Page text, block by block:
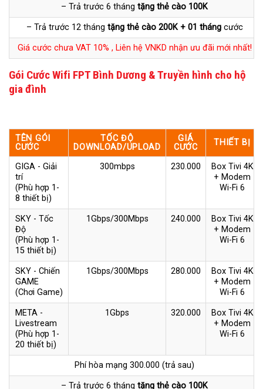
– Trả trước 6 tháng tặng thẻ cào 100K
– Trả trước 12 tháng tặng thẻ cào 200K + 01 thángcước
Giá cước chưa VAT 10% , Liên hệ VNKD nhận ưu đãi mới nhất!
Gói Cước Wifi FPT Bình Dương & Truyền hình cho hộ
gia đình
TÊN GÓI
CƯỚC
TỐC ĐỘ
DOWNLOAD/UPLOAD
GIÁ
CƯỚC
THIẾT BỊ
GIGA - Giải
trí
(Phù hợp 1-
8 thiết bị)
300mbps 230.000
Box Tivi 4K
+ Modem
Wi-Fi 6
SKY - Tốc
Độ
(Phù hợp 1-
15 thiết bị)
1Gbps/300Mbps 240.000
Box Tivi 4K
+ Modem
Wi-Fi 6
SKY - Chiến
GAME
(Chơi Game)
1Gbps/300Mbps 280.000
Box Tivi 4K
+ Modem
Wi-Fi 6
META -
Livestream
(Phù hợp 1-
20 thiết bị)
1Gbps 320.000
Box Tivi 4K
+ Modem
Wi-Fi 6
Phí hòa mạng 300.000 (trả sau)
– Trả trước 6 tháng tặng thẻ cào 100K